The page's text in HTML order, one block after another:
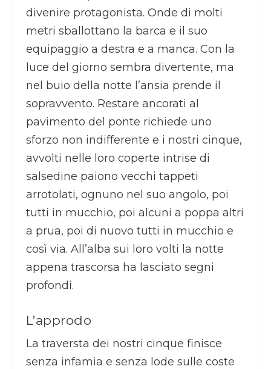
divenire protagonista. Onde di molti
metri sballottano la barca e il suo
equipaggio a destra e a manca. Con la
luce del giorno sembra divertente, ma
nel buio della notte l’ansia prende il
sopravvento. Restare ancorati al
pavimento del ponte richiede uno
sforzo non indifferente e i nostri cinque,
avvolti nelle loro coperte intrise di
salsedine paiono vecchi tappeti
arrotolati, ognuno nel suo angolo, poi
tutti in mucchio, poi alcuni a poppa altri
a prua, poi di nuovo tutti in mucchio e
così via. All’alba sui loro volti la notte
appena trascorsa ha lasciato segni
profondi.
L’approdo
La traversta dei nostri cinque finisce
senza infamia e senza lode sulle coste